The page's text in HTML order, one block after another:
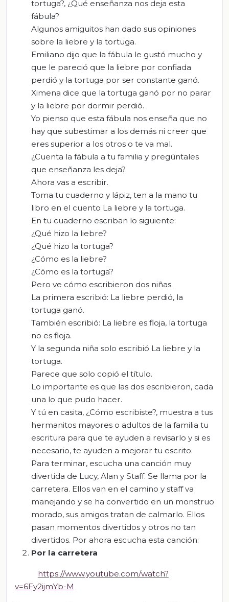
tortuga?, ¿Qué enseñanza nos deja esta
fábula?
Algunos amiguitos han dado sus opiniones
sobre la liebre y la tortuga.
Emiliano dijo que la fábula le gustó mucho y
que le pareció que la liebre por confiada
perdió y la tortuga por ser constante ganó.
Ximena dice que la tortuga ganó por no parar
y la liebre por dormir perdió.
Yo pienso que esta fábula nos enseña que no
hay que subestimar a los demás ni creer que
eres superior a los otros o te va mal.
¿Cuenta la fábula a tu familia y pregúntales
que enseñanza les deja?
Ahora vas a escribir.
Toma tu cuaderno y lápiz, ten a la mano tu
libro en el cuento La liebre y la tortuga.
En tu cuaderno escriban lo siguiente:
¿Qué hizo la liebre?
¿Qué hizo la tortuga?
¿Cómo es la liebre?
¿Cómo es la tortuga?
Pero ve cómo escribieron dos niñas.
La primera escribió: La liebre perdió, la
tortuga ganó.
También escribió: La liebre es floja, la tortuga
no es floja.
Y la segunda niña solo escribió La liebre y la
tortuga.
Parece que solo copió el título.
Lo importante es que las dos escribieron, cada
una lo que pudo hacer.
Y tú en casita, ¿Cómo escribiste?, muestra a tus
hermanitos mayores o adultos de la familia tu
escritura para que te ayuden a revisarlo y si es
necesario, te ayuden a mejorar tu escrito.
Para terminar, escucha una canción muy
divertida de Lucy, Alan y Staff. Se llama por la
carretera. Ellos van en el camino y staff va
manejando y se ha convertido en un monstruo
morado, sus amigos tratan de calmarlo. Ellos
pasan momentos divertidos y otros no tan
divertidos. Por ahora escucha esta canción:
Por la carretera
https://www.youtube.com/watch?
v=6Fy2ijmYb-M